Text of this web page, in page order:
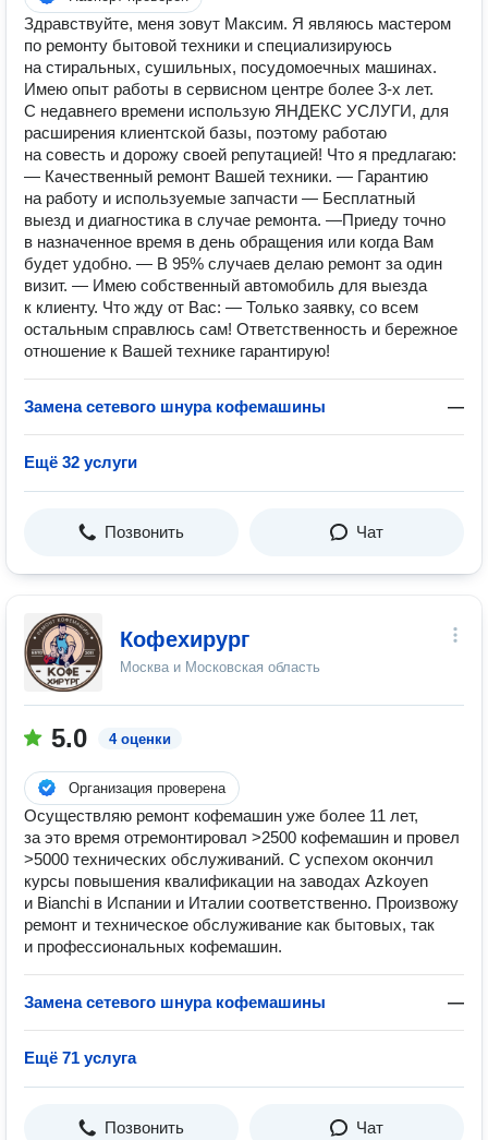
Здравствуйте, меня зовут Максим. Я являюсь мастером
по ремонту бытовой техники и специализируюсь
на стиральных, сушильных, посудомоечных машинах.
Имею опыт работы в сервисном центре более 3-х лет.
С недавнего времени использую ЯНДЕКС УСЛУГИ, для
расширения клиентской базы, поэтому работаю
на совесть и дорожу своей репутацией! Что я предлагаю:
— Качественный ремонт Вашей техники. — Гарантию
на работу и используемые запчасти — Бесплатный
выезд и диагностика в случае ремонта. —Приеду точно
в назначенное время в день обращения или когда Вам
будет удобно. — В 95% случаев делаю ремонт за один
визит. — Имею собственный автомобиль для выезда
к клиенту. Что жду от Вас: — Только заявку, со всем
остальным справлюсь сам! Ответственность и бережное
отношение к Вашей технике гарантирую!
Замена сетевого шнура кофемашины —
Ещё 32 услуги
Позвонить Чат
Кофехирург
Москва и Московская область
5.0 4 оценки
Организация проверена
Осуществляю ремонт кофемашин уже более 11 лет,
за это время отремонтировал >2500 кофемашин и провел
>5000 технических обслуживаний. С успехом окончил
курсы повышения квалификации на заводах Azkoyen
и Bianchi в Испании и Италии соответственно. Произвожу
ремонт и техническое обслуживание как бытовых, так
и профессиональных кофемашин.
Замена сетевого шнура кофемашины —
Ещё 71 услуга
Позвонить Чат